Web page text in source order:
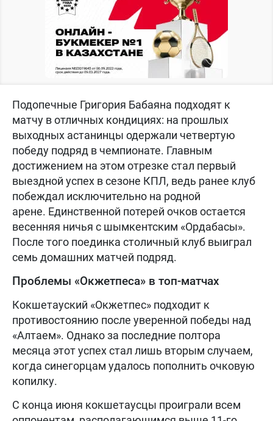
Подопечные Григория Бабаяна подходят к
матчу в отличных кондициях: на прошлых
выходных астанинцы одержали четвертую
победу подряд в чемпионате. Главным
достижением на этом отрезке стал первый
выездной успех в сезоне КПЛ, ведь ранее клуб
побеждал исключительно на родной
арене. Единственной потерей очков остается
весенняя ничья с шымкентским «Ордабасы».
После того поединка столичный клуб выиграл
семь домашних матчей подряд.
Проблемы «Окжетпеса» в топ-матчах
Кокшетауский «Окжетпес» подходит к
противостоянию после уверенной победы над
«Алтаем». Однако за последние полтора
месяца этот успех стал лишь вторым случаем,
когда синегорцам удалось пополнить очковую
копилку.
С конца июня кокшетаусцы проиграли всем